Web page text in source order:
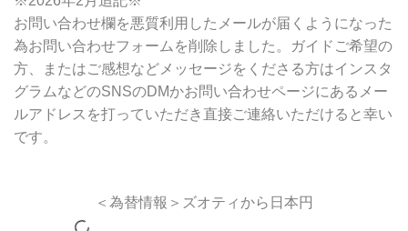
お問い合わせ欄を悪質利用したメールが届くようになった
為お問い合わせフォームを削除しました。ガイドご希望の
方、またはご感想などメッセージをくださる方はインスタ
グラムなどのSNSのDMかお問い合わせページにあるメー
ルアドレスを打っていただき直接ご連絡いただけると幸い
です。
＜為替情報＞ズオティから日本円